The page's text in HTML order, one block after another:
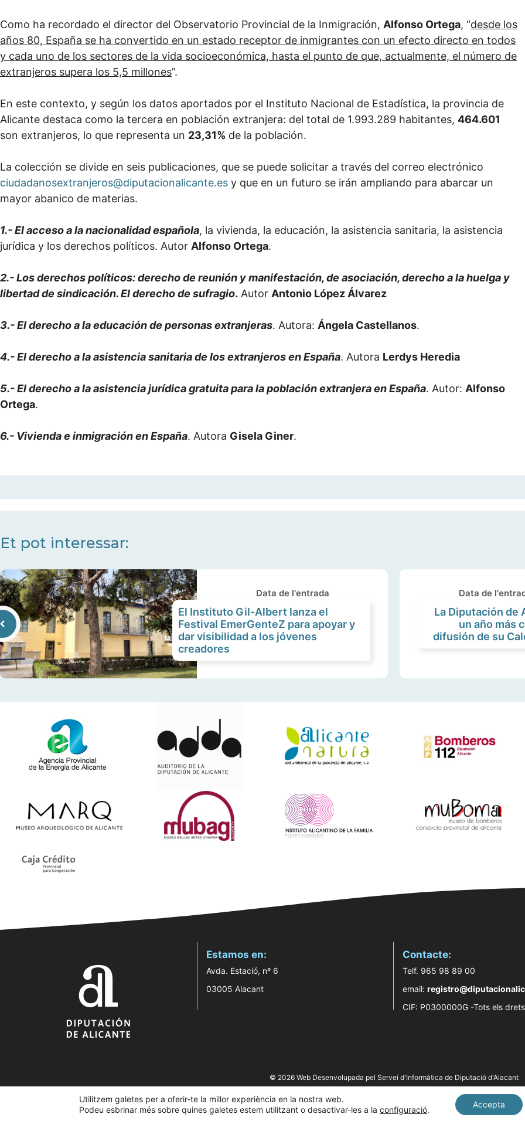
Como ha recordado el director del Observatorio Provincial de la Inmigración, Alfonso Ortega, “desde los
años 80, España se ha convertido en un estado receptor de inmigrantes con un efecto directo en todos
y cada uno de los sectores de la vida socioeconómica, hasta el punto de que, actualmente, el número de
extranjeros supera los 5,5 millones”.
En este contexto, y según los datos aportados por el Instituto Nacional de Estadística, la provincia de
Alicante destaca como la tercera en población extranjera: del total de 1.993.289 habitantes, 464.601
son extranjeros, lo que representa un 23,31% de la población.
La colección se divide en seis publicaciones, que se puede solicitar a través del correo electrónico
ciudadanosextranjeros@diputacionalicante.es y que en un futuro se irán ampliando para abarcar un
mayor abanico de materias.
1.- El acceso a la nacionalidad española, la vivienda, la educación, la asistencia sanitaria, la asistencia
jurídica y los derechos políticos. Autor Alfonso Ortega.
2.- Los derechos políticos: derecho de reunión y manifestación, de asociación, derecho a la huelga y
libertad de sindicación. El derecho de sufragio. Autor Antonio López Álvarez
3.- El derecho a la educación de personas extranjeras. Autora: Ángela Castellanos.
4.- El derecho a la asistencia sanitaria de los extranjeros en España. Autora Lerdys Heredia
5.- El derecho a la asistencia jurídica gratuita para la población extranjera en España. Autor: Alfonso
Ortega.
6.- Vivienda e inmigración en España. Autora Gisela Giner.
Et pot interessar:
Data de l'entrada
El Instituto Gil-Albert lanza el
Festival EmerGenteZ para apoyar y
dar visibilidad a los jóvenes
creadores
Data de
La Diputación de
un año más
difusión de su
Estamos en:
Avda. Estació, nº 6
03005 Alacant
Contacte:
Telf. 965 98 89 00
email:
CIF: P0300000G -Tots els
© 2026 Web Desenvolupada pel Servei d'Informàtica de Diputació d'Alacant
Utilitzem galetes per a oferir-te la millor experiència en la nostra web.
Podeu esbrinar més sobre quines galetes estem utilitzant o desactivar-les a la configuració.
Accepta